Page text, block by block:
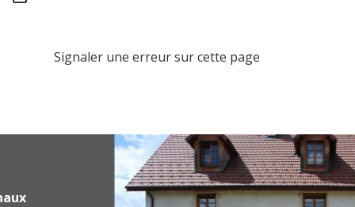
Signaler une erreur sur cette page